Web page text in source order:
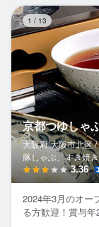
1 / 13
京都つゆしゃ
大阪府 大阪市北区 /
豚しゃぶ、すき焼
3.36
2024年3月のオー
る方歓迎！賞与年